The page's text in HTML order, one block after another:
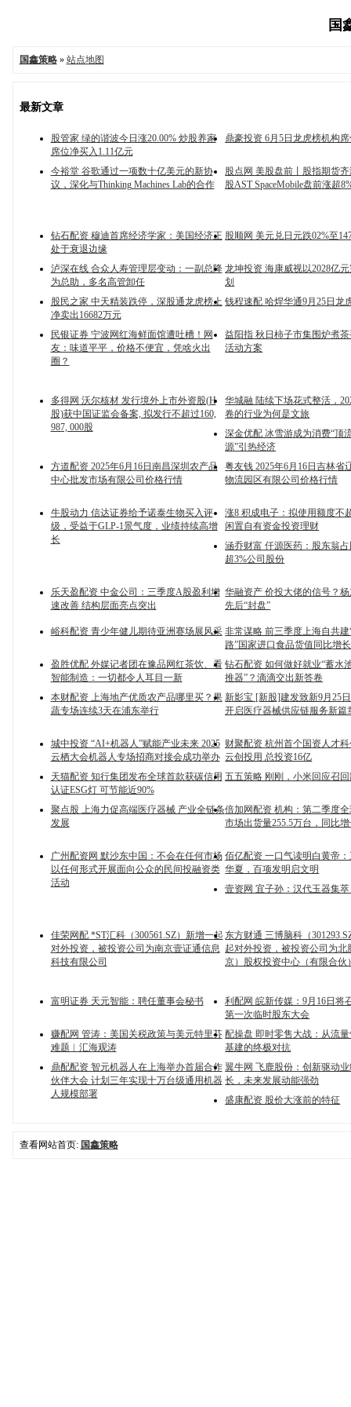
国
国鑫策略» 站点地图
最新文章
股管家 绿的谐波今日涨20.00% 炒股养家
席位净买入1.11亿元
鼎豪投资 6月5日龙虎榜机构
今裕堂 谷歌通过一项数十亿美元的新协
议，深化与Thinking Machines Lab的合作
股点网 美股盘前丨股指期货
股AST SpaceMobile盘前涨超
钻石配资 穆迪首席经济学家：美国经济正
处于衰退边缘
股顺网 美元兑日元跌02%至
泸深在线 合众人寿管理层变动：一副总降
为总助，多名高管卸任
龙坤投资 海康威视以2028亿
划
股民之家 中天精装跌停，深股通龙虎榜上
净卖出16682万元
钱程速配 哈焊华通9月25日龙
民银证券 宁波网红海鲜面馆遭吐槽！网
友：味道平平，价格不便宜，凭啥火出
圈？
益阳指 秋日柿子市集围炉煮
活动方案
多得网 沃尔核材 发行境外上市外资股(H
股)获中国证监会备案, 拟发行不超过160,
987, 000股
华城融 陆续下场花式整活，
卷的行业为何是文旅
深金优配 冰雪游成为消费“顶
源”引热经济
方道配资 2025年6月16日南昌深圳农产品
中心批发市场有限公司价格行情
粤友钱 2025年6月16日吉林省
物流园区有限公司价格行情
牛股动力 信达证券给予诺泰生物买入评
级，受益于GLP-1景气度，业绩持续高增
长
涨8 积成电子：拟使用额度不
闲置自有资金投资理财
涵乔财富 仟源医药：股东翁
超3%公司股份
乐天盈配资 中金公司：三季度A股盈利增
速改善 结构层面亮点突出
华融资产 价投大佬的信号？
先后“封盘”
峪科配资 青少年健儿期待亚洲赛场展风采 非常谋略 前三季度上海自共建
路”国家进口食品货值同比增
盈胜优配 外媒记者团在豫品网红茶饮、看
智能制造：一切都令人耳目一新
钻石配资 如何做好就业“蓄水
推器”？滴滴交出新答卷
本财配资 上海地产优质农产品哪里买？果
蔬专场连续3天在浦东举行
新影宝 [新股]建发致新9月25
开启医疗器械供应链服务新篇
城中投资 “AI+机器人”赋能产业未来 2025
云栖大会机器人专场招商对接会成功举办
财聚配资 杭州首个国资人才
云创投用 总投资16亿
天猫配资 知行集团发布全球首款获碳信用
认证ESG灯 可节能近90%
五五策略 刚刚，小米回应召
聚点股 上海力促高端医疗器械 产业全链条
发展
倍加网配资 机构：第二季度
市场出货量255.5万台，同比增
广州配资网 默沙东中国：不会在任何市场
以任何形式开展面向公众的民间投融资类
活动
佰亿配资 一口气读明白黄帝
华夏，百项发明启文明
壹资网 宜子孙：汉代玉器集
佳荣网配 *ST汇科（300561.SZ）新增一起
对外投资，被投资公司为南京壹证通信息
科技有限公司
东方财通 三博脑科（
起对外投资，被投资公司为北
京）股权投资中心（有限合伙
富明证券 天元智能：聘任董事会秘书
利配网 皖新传媒：9月16日将
第一次临时股东大会
赚配网 管涛：美国关税政策与美元特里芬
难题︱汇海观涛
配操盘 即时零售大战：从流
基建的终极对抗
鼎配配资 智元机器人在上海举办首届合作
伙伴大会 计划三年实现十万台级通用机器
人规模部署
翼牛网 飞鹿股份：创新驱动
长，未来发展动能强劲
盛康配资 股价大涨前的特征
查看网站首页: 国鑫策略